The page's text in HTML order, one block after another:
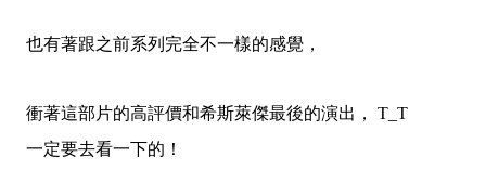
也有著跟之前系列完全不一樣的感覺，
衝著這部片的高評價和希斯萊傑最後的演出， T_T
一定要去看一下的！